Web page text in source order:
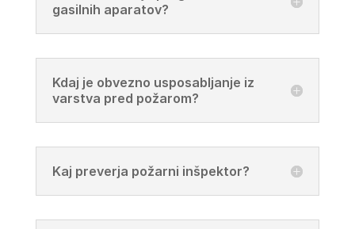
gasilnih aparatov?
Kdaj je obvezno usposabljanje iz
varstva pred požarom?
Kaj preverja požarni inšpektor?